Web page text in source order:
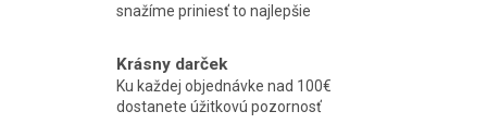
snažíme priniesť to najlepšie
Krásny darček
Ku každej objednávke nad 100€
dostanete úžitkovú pozornosť